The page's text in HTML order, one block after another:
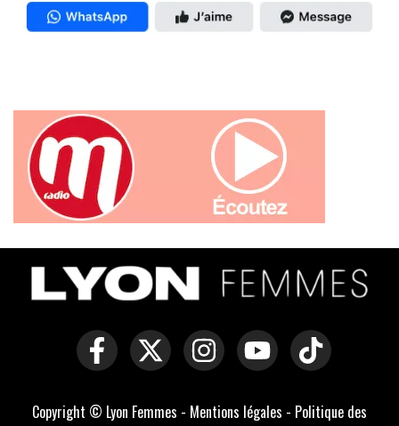
Copyright © Lyon Femmes - Mentions légales - Politique des